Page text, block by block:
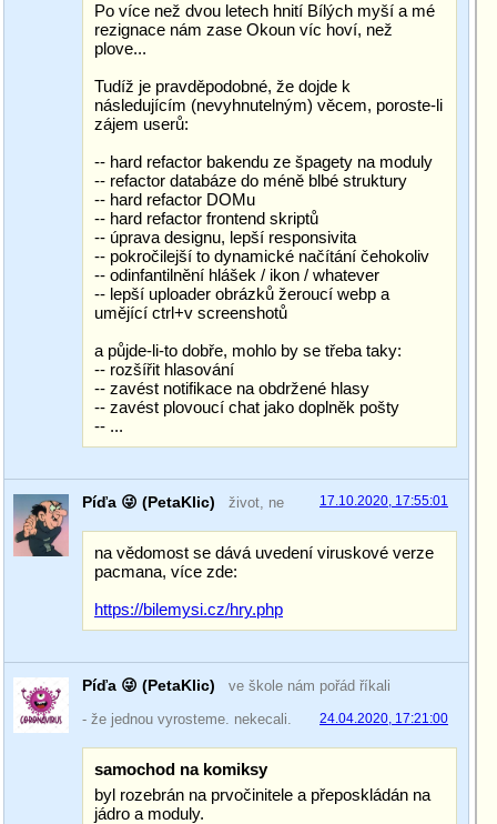
Po více než dvou letech hnití Bílých myší a mé
rezignace nám zase Okoun víc hoví, než
plove...
Tudíž je pravděpodobné, že dojde k
následujícím (nevyhnutelným) věcem, poroste-li
zájem userů:
-- hard refactor bakendu ze špagety na moduly
-- refactor databáze do méně blbé struktury
-- hard refactor DOMu
-- hard refactor frontend skriptů
-- úprava designu, lepší responsivita
-- pokročilejší to dynamické načítání čehokoliv
-- odinfantilnění hlášek / ikon / whatever
-- lepší uploader obrázků žeroucí webp a
umějící ctrl+v screenshotů
a půjde-li-to dobře, mohlo by se třeba taky:
-- rozšířit hlasování
-- zavést notifikace na obdržené hlasy
-- zavést plovoucí chat jako doplněk pošty
-- ...
Píďa 😜 (PetaKlic) život, ne 17.10.2020, 17:55:01
na vědomost se dává uvedení viruskové verze
pacmana, více zde:
https://bilemysi.cz/hry.php
Píďa 😜 (PetaKlic)
ve škole nám pořád říkali
- že jednou vyrosteme. nekecali.
24.04.2020, 17:21:00
samochod na komiksy
byl rozebrán na prvočinitele a přeposkládán na
jádro a moduly.